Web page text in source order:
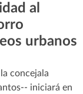
al
urbanos
concejala
iniciará en